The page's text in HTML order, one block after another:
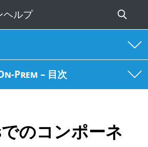
Prem – 目次
のコンポーネ